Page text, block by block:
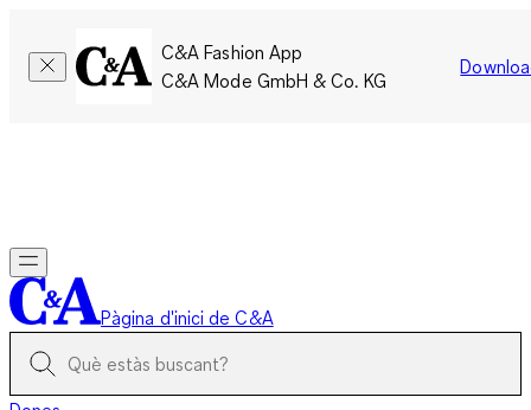
C&A Fashion App
C&A Mode GmbH & Co. KG
Pàgina d'inici de C&A